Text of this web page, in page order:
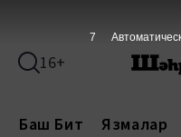
16+
Баш Бит Язмалар
7